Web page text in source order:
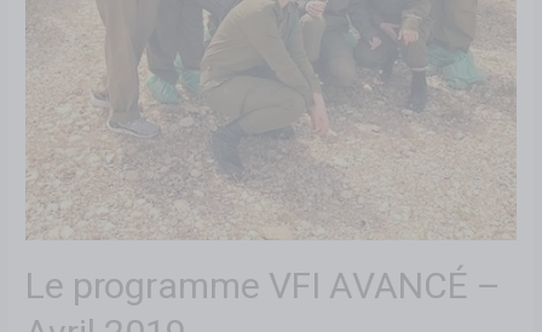
Le programme VFI AVANCÉ –